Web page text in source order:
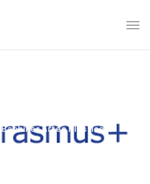
Menu
Bachiller Artes Plásticas